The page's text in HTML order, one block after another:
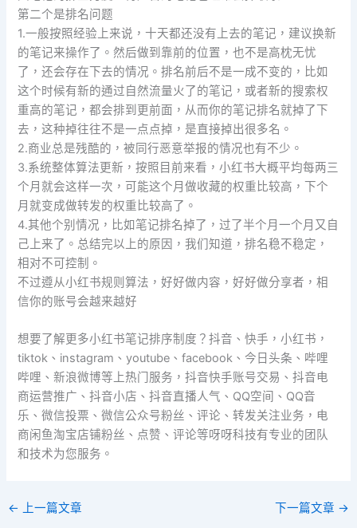
第二个是排名问题
1.一般按照经验上来说，十天都还没有上去的笔记，建议换新
的笔记来操作了。然后做到靠前的位置，也不是高枕无忧
了，还会存在下去的情况。排名前后不是一成不变的，比如
这个时候有新的通过自然流量火了的笔记，或者新的搜索权
重高的笔记，都会排到更前面，从而你的笔记排名就掉了下
去，这种掉往往不是一点点掉，是直接掉出很多名。
2.商业总是残酷的，被同行恶意举报的情况也有不少。
3.系统整体算法更新，按照目前来看，小红书大概平均每两三
个月就会这样一次，可能这个月做收藏的权重比较高，下个
月就变成做转发的权重比较高了。
4.其他个别情况，比如笔记排名掉了，过了半个月一个月又自
己上来了。总结完以上的原因，我们知道，排名稳不稳定，
相对不可控制。
不过遵从小红书规则算法，好好做内容，好好做分享者，相
信你的账号会越来越好
想要了解更多小红书笔记排序制度？抖音、快手，小红书，
tiktok、instagram、youtube、facebook、今日头条、哔哩
哔哩、新浪微博等上热门服务，抖音快手账号交易、抖音电
商运营推广、抖音小店、抖音直播人气、QQ空间、QQ音
乐、微信投票、微信公众号粉丝、评论、转发关注业务，电
商闲鱼淘宝店铺粉丝、点赞、评论等呀呀科技有专业的团队
和技术为您服务。
← 上一篇文章 下一篇文章 →